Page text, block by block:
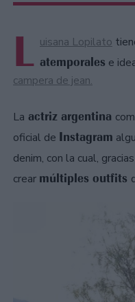
L uisana Lopilato
atemporales e
campera de jean.
La actriz argentina
oficial de Instagram
denim, con la cual,
crear múltiples outfits